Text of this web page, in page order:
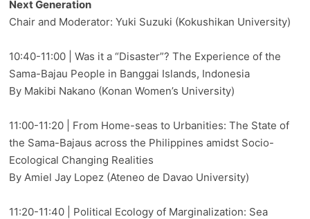
Next Generation
Chair and Moderator: Yuki Suzuki (Kokushikan University)
10:40-11:00 | Was it a “Disaster”? The Experience of the
Sama-Bajau People in Banggai Islands, Indonesia
By Makibi Nakano (Konan Women’s University)
11:00-11:20 | From Home-seas to Urbanities: The State of
the Sama-Bajaus across the Philippines amidst Socio-
Ecological Changing Realities
By Amiel Jay Lopez (Ateneo de Davao University)
11:20-11:40 | Political Ecology of Marginalization: Sea